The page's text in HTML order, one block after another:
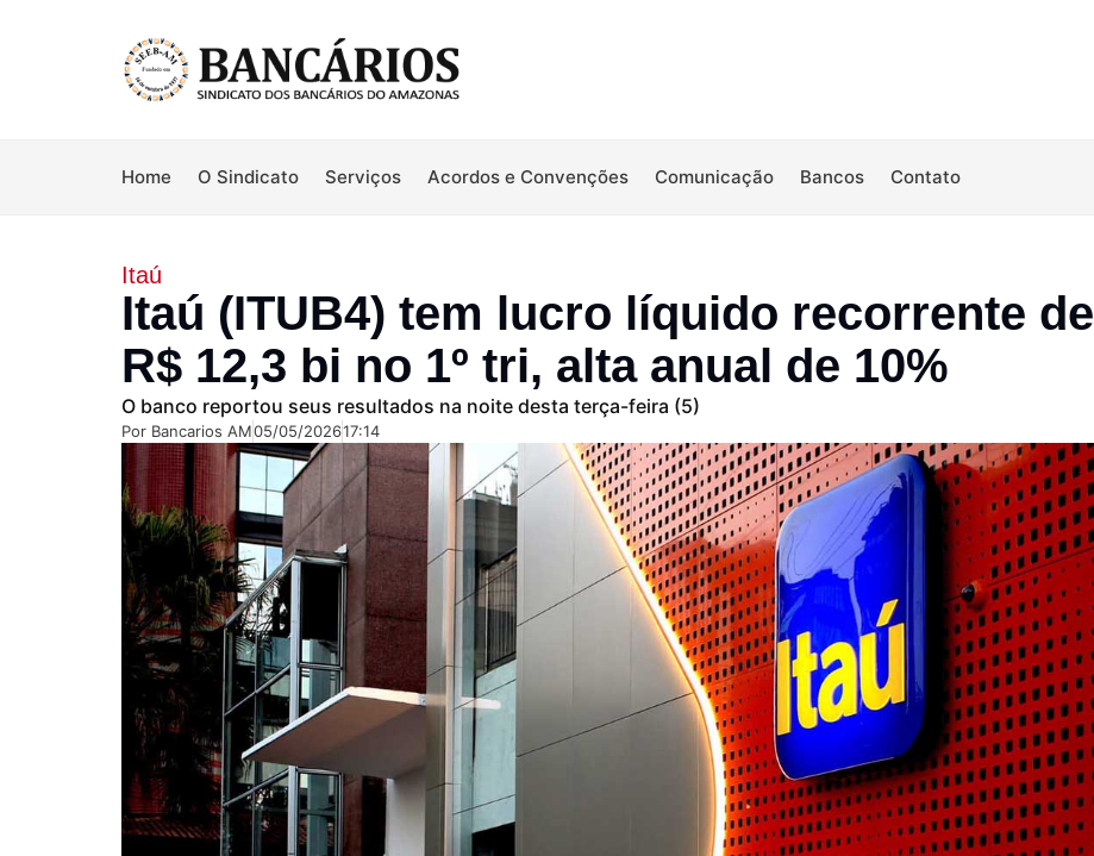
Home O Sindicato Serviços Acordos e Convenções Comunicação Bancos Contato
Itaú
Itaú (ITUB4) tem lucro líquido recorrente de
R$ 12,3 bi no 1º tri, alta anual de 10%
O banco reportou seus resultados na noite desta terça-feira (5)
Por Bancarios AM05/05/202617:14